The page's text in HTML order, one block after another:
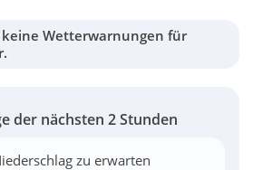
Wetterwarnungen für
der nächsten 2 Stunden
zu erwarten